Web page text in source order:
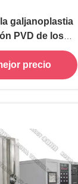
galjanoplastia
PVD de los
de PVD
cuarto de baño
precio